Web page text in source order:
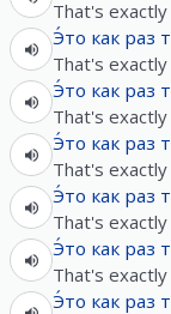
That's
Э́то как раз
That's
Э́то как раз
That's
Э́то как раз
That's
Э́то как раз
That's
Э́то как раз
That's
Э́то как раз